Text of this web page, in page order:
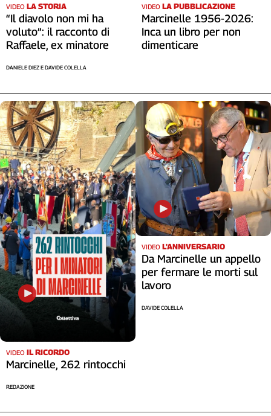
Sardegna
Sicilia
Toscana
Valle
D'Aosta
Veneto
Archivio
Storico
1955-
2014
Cerca
Contatti
La
redazione
Newsletter
VIDEO LA STORIA
“Il diavolo non mi ha
voluto”: il racconto di
Raffaele, ex minatore
DANIELE DIEZ E DAVIDE COLELLA
VIDEO LA PUBBLICAZIONE
Marcinelle 1956-2026:
Inca un libro per non
dimenticare
VIDEO IL RICORDO
Marcinelle, 262 rintocchi
REDAZIONE
VIDEO L'ANNIVERSARIO
Da Marcinelle un appello
per fermare le morti sul
lavoro
DAVIDE COLELLA